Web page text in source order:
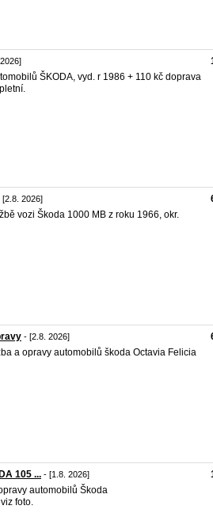
ŠKODA, vyd. r 1986 + 110 kč doprava
[2.8. 2026]
vozi Škoda 1000 MB z roku 1966, okr.
- [2.8. 2026]
a opravy automobilů škoda Octavia Felicia
105 ... - [1.8. 2026]
automobilů Škoda
foto.